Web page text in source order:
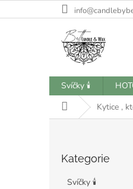
na
Svíčky 🕯️
Domů Kytice ,
kategorie
Kategorie
Svíčky 🕯️